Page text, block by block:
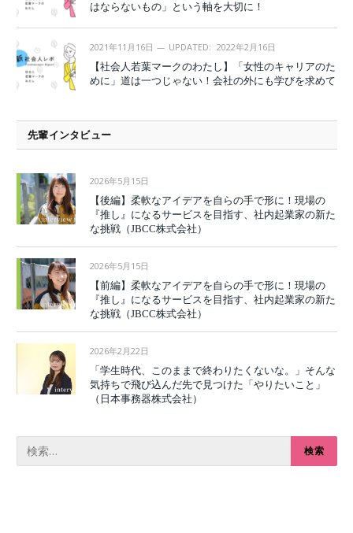
はならないもの」という軸を大切に！
2021年11月16日 UPDATED: 2022年2月16日
【社会人若葉マークのわたし】「女性のキャリアのた
めに」道は一つじゃない！会社の外にも学びを求めて
先輩インタビュー
2026年5月15日
【後編】柔軟なアイデアを自らの手で形に！現場の
『推し』になるサービスを目指す、社内起業家の新た
な挑戦（JBCC株式会社）
2026年5月15日
【前編】柔軟なアイデアを自らの手で形に！現場の
『推し』になるサービスを目指す、社内起業家の新た
な挑戦（JBCC株式会社）
2026年2月22日
「学生時代、このままで終わりたくないな。」そんな
気持ちで飛び込んだ先で見つけた「やりたいこと」
（日本事務器株式会社）